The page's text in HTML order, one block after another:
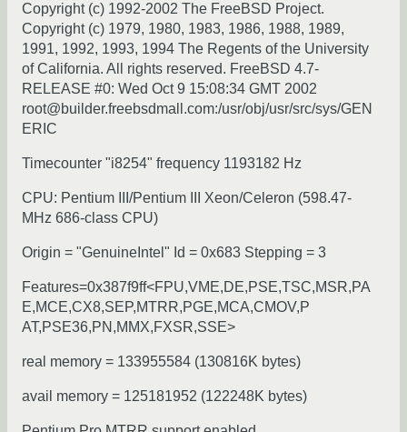
Copyright (c) 1992-2002 The FreeBSD Project.
Copyright (c) 1979, 1980, 1983, 1986, 1988, 1989,
1991, 1992, 1993, 1994 The Regents of the University
of California. All rights reserved. FreeBSD 4.7-
RELEASE #0: Wed Oct 9 15:08:34 GMT 2002
root@builder.freebsdmall.com:/usr/obj/usr/src/sys/GEN
ERIC
Timecounter "i8254" frequency 1193182 Hz
CPU: Pentium III/Pentium III Xeon/Celeron (598.47-
MHz 686-class CPU)
Origin = "GenuineIntel" Id = 0x683 Stepping = 3
Features=0x387f9ff<FPU,VME,DE,PSE,TSC,MSR,PA
E,MCE,CX8,SEP,MTRR,PGE,MCA,CMOV,P
AT,PSE36,PN,MMX,FXSR,SSE>
real memory = 133955584 (130816K bytes)
avail memory = 125181952 (122248K bytes)